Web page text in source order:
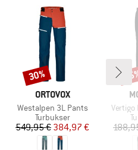
MÆRKE
ORTOVOX
Artikel
Westalpen 3L Pants
Produktgruppe
Turbukser
Pris
549,95 € Nedsat pris
384,97 €
Rabat
30%
Artikel